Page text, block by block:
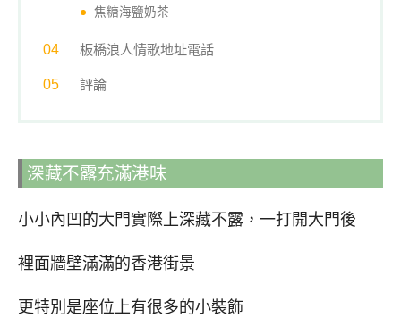
焦糖海鹽奶茶
板橋浪人情歌地址電話
評論
深藏不露充滿港味
小小內凹的大門實際上深藏不露，一打開大門後
裡面牆壁滿滿的香港街景
更特別是座位上有很多的小裝飾